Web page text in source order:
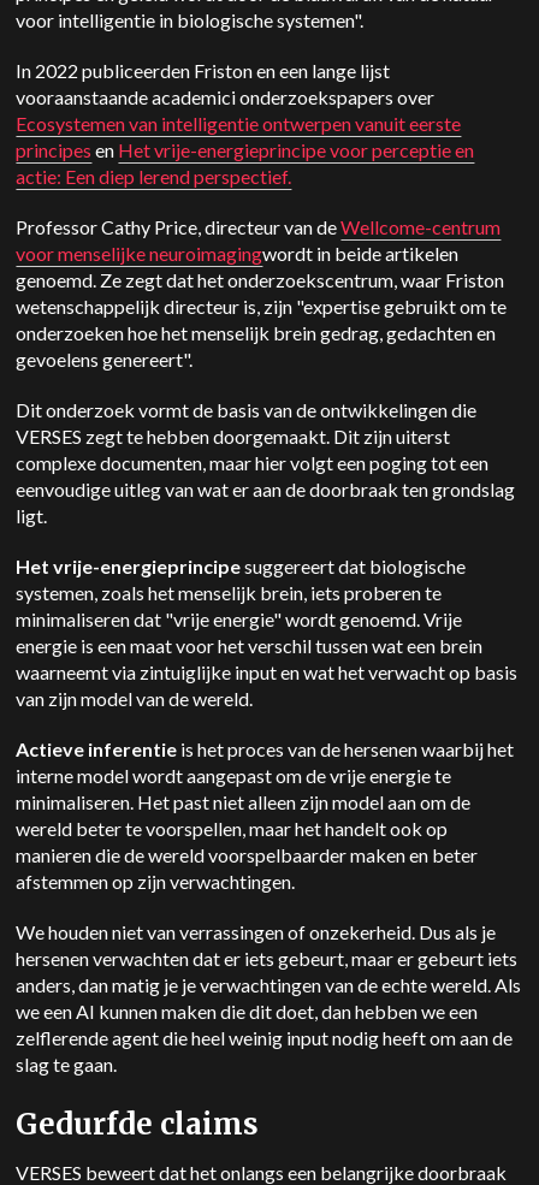
voor intelligentie in biologische systemen".
In 2022 publiceerden Friston en een lange lijst
vooraanstaande academici onderzoekspapers over
Ecosystemen van intelligentie ontwerpen vanuit eerste
principes en Het vrije-energieprincipe voor perceptie en
actie: Een diep lerend perspectief.
Professor Cathy Price, directeur van deWellcome-centrum
voor menselijke neuroimagingwordt in beide artikelen
genoemd. Ze zegt dat het onderzoekscentrum, waar Friston
wetenschappelijk directeur is, zijn "expertise gebruikt om te
onderzoeken hoe het menselijk brein gedrag, gedachten en
gevoelens genereert".
Dit onderzoek vormt de basis van de ontwikkelingen die
VERSES zegt te hebben doorgemaakt. Dit zijn uiterst
complexe documenten, maar hier volgt een poging tot een
eenvoudige uitleg van wat er aan de doorbraak ten grondslag
ligt.
Het vrije-energieprincipesuggereert dat biologische
systemen, zoals het menselijk brein, iets proberen te
minimaliseren dat "vrije energie" wordt genoemd. Vrije
energie is een maat voor het verschil tussen wat een brein
waarneemt via zintuiglijke input en wat het verwacht op basis
van zijn model van de wereld.
Actieve inferentie is het proces van de hersenen waarbij het
interne model wordt aangepast om de vrije energie te
minimaliseren. Het past niet alleen zijn model aan om de
wereld beter te voorspellen, maar het handelt ook op
manieren die de wereld voorspelbaarder maken en beter
afstemmen op zijn verwachtingen.
We houden niet van verrassingen of onzekerheid. Dus als je
hersenen verwachten dat er iets gebeurt, maar er gebeurt iets
anders, dan matig je je verwachtingen van de echte wereld. Als
we een AI kunnen maken die dit doet, dan hebben we een
zelflerende agent die heel weinig input nodig heeft om aan de
slag te gaan.
Gedurfde claims
VERSES beweert dat het onlangs een belangrijke doorbraak